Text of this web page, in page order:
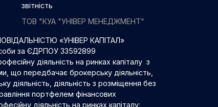
звітність
ТОВ "КУА "УНІВЕР МЕНЕДЖМЕНТ"
«УНІВЕР КАПІТАЛ»
за ЄДРПОУ 33592899
діяльність на ринках капіталу з
що передбачає брокерську діяльність,
діяльність, діяльність з розміщення без
портфелем фінансових
діяльність на ринках капіталу: